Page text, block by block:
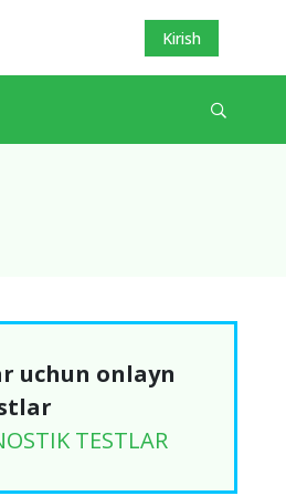
Kirish
uchun onlayn
TESTLAR